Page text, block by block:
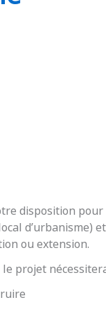
disposition
d’urbanisme)
ou extension.
projet